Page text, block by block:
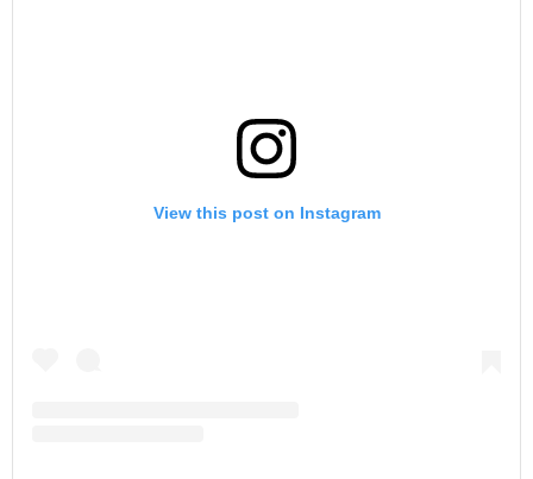
View this post on Instagram